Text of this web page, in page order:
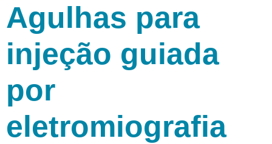
Agulhas para
injeção guiada
por
eletromiografia